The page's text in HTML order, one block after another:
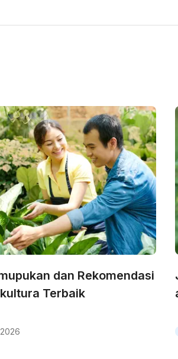
dan Rekomendasi
Terbaik